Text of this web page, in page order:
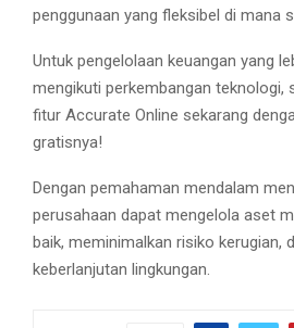
penggunaan yang fleksibel di mana
Untuk pengelolaan keuangan yang
mengikuti perkembangan teknologi,
fitur Accurate Online sekarang
gratisnya!
Dengan pemahaman mendalam
perusahaan dapat mengelola aset
baik, meminimalkan risiko kerugian,
keberlanjutan lingkungan.